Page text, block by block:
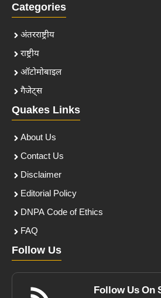
Categories
अंतरराष्ट्रीय
राष्ट्रीय
ऑटोमोबाइल
गैजेट्स
Quakes Links
About Us
Contact Us
Disclaimer
Editorial Policy
DNPA Code of Ethics
FAQ
Follow Us
Follow Us On